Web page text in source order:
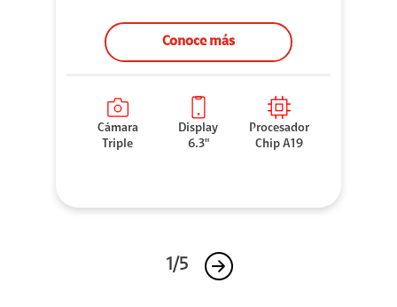
Conoce más
Cámara
Triple
Display
6.3"
Procesador
Chip A19
1/5